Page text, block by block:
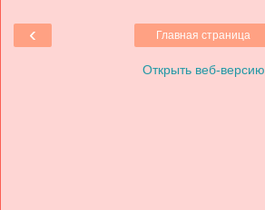
‹ Главная страница
Открыть веб-версию